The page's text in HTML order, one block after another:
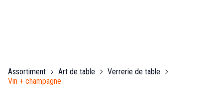
Assortiment Art de table
Verrerie de table
Vin + champagne